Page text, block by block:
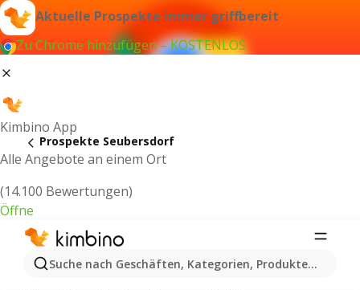
Aktuelle Prospekte immer griffbereit
Zu Chrome hinzufügen – KOSTENLOS
Kimbino App
Alle Angebote an einem Ort
(14.100 Bewertungen)
Öffne
Suche nach Geschäften, Kategorien, Produkten...
Prospekte Seubersdorf
Seubersdorf - Neuste Prospekte und